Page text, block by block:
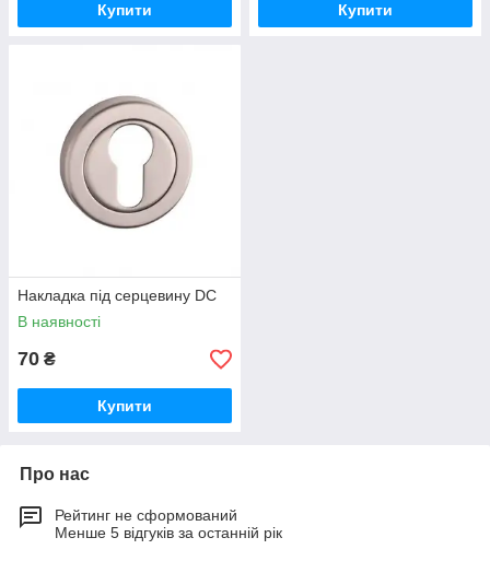
Купити Купити
Накладка під серцевину DC
В наявності
70 ₴
Купити
Про нас
Рейтинг не сформований
Менше 5 відгуків за останній рік